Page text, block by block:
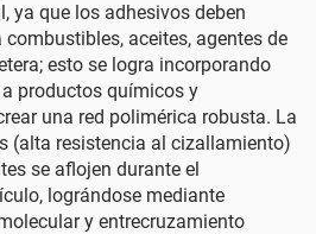
ya que los adhesivos deben
aceites, agentes de
esto se logra incorporando
productos químicos y
una red polimérica robusta. La
(alta resistencia al cizallamiento)
se aflojen durante el
lográndose mediante
y entrecruzamiento